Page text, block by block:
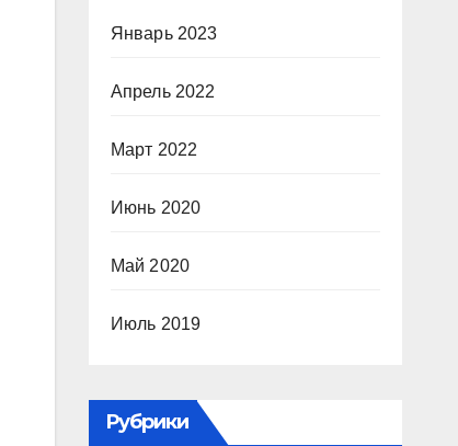
Январь 2023
Апрель 2022
Март 2022
Июнь 2020
Май 2020
Июль 2019
Рубрики